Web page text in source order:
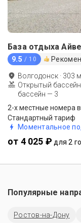
База отдыха
9.5 / 10
Волгодонск · 303
Открытый
бассейн — 3
2-х местные номера
Стандартный тариф
Моментальное
от 4 025 ₽ для 2
Популярные
Ростов-на-Дону